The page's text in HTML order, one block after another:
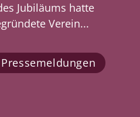
Jubiläums hatte
Verein...